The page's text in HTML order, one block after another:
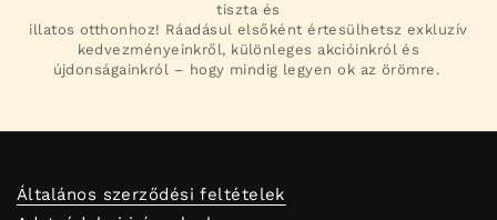
tiszta és
illatos otthonhoz! Ráadásul elsőként értesülhetsz exkluzív
kedvezményeinkről, különleges akcióinkról és
újdonságainkról – hogy mindig legyen ok az örömre.
Általános szerződési feltételek